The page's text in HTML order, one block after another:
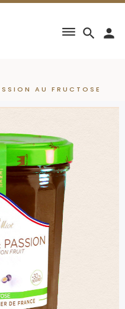
search
dehaze person
AU FRUCTOSE